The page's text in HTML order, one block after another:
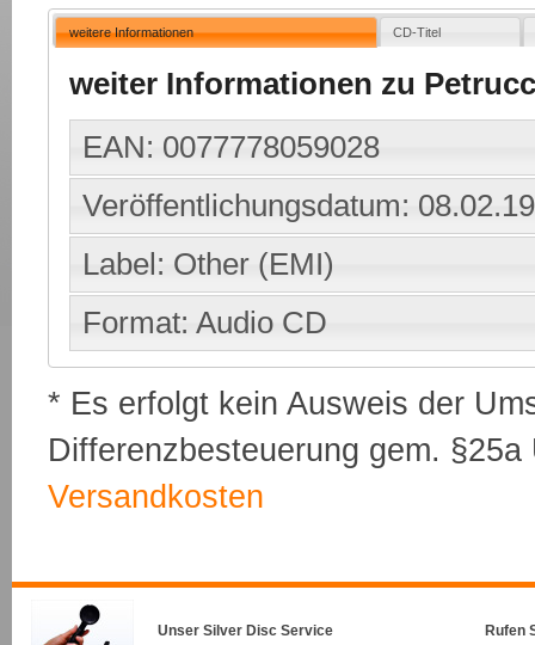
weitere Informationen CD-Titel
weiter Informationen zu
EAN: 0077778059028
Veröffentlichungsdatum:
Label: Other (EMI)
Format: Audio CD
* Es erfolgt kein Ausweis der
Differenzbesteuerung gem.
Versandkosten
Unser Silver Disc Service
Rufen